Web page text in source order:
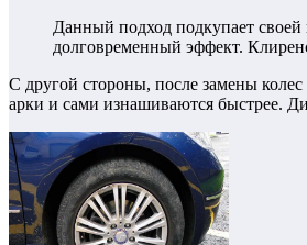
Данный подход подкупает своей
долговременный эффект.
С другой стороны, после замены
арки и сами изнашиваются быстрее.